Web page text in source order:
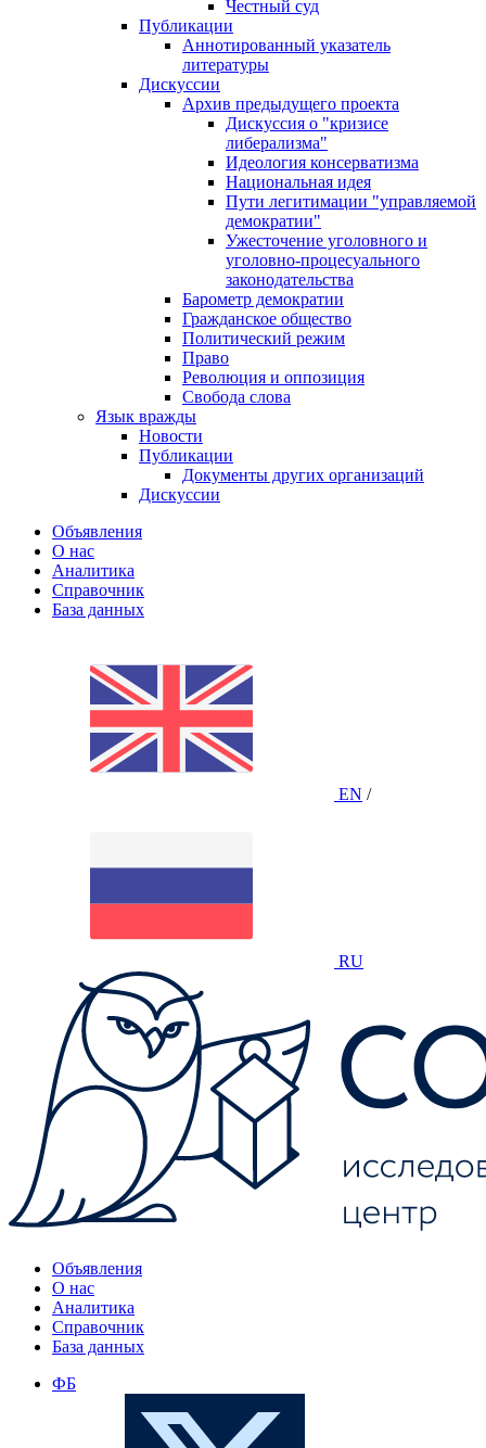
Честный суд
Публикации
Аннотированный указатель
литературы
Дискуссии
Архив предыдущего проекта
Дискуссия о "кризисе
либерализма"
Идеология консерватизма
Национальная идея
Пути легитимации "управляемой
демократии"
Ужесточение уголовного и
уголовно-процесуального
законодательства
Барометр демократии
Гражданское общество
Политический режим
Право
Революция и оппозиция
Свобода слова
Язык вражды
Новости
Публикации
Документы других организаций
Дискуссии
Объявления
О нас
Аналитика
Справочник
База данных
EN /
RU
Объявления
О нас
Аналитика
Справочник
База данных
ФБ